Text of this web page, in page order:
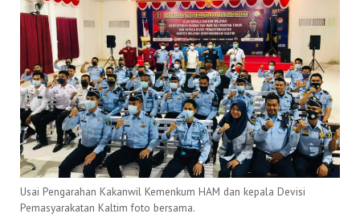
Usai Pengarahan Kakanwil Kemenkum HAM dan kepala Devisi
Pemasyarakatan Kaltim foto bersama.